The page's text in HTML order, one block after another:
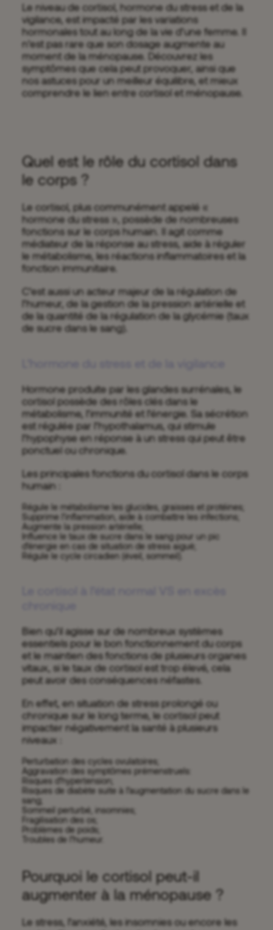
Le niveau de cortisol, hormone du stress et de la
vigilance, est impacté par les variations
hormonales tout au long de la vie d’une femme. Il
n’est pas rare que son dosage augmente au
moment de la ménopause. Découvrez les
symptômes que cela peut provoquer, ainsi que
nos astuces pour un meilleur équilibre, et mieux
comprendre le lien entre cortisol et ménopause.
Quel est le rôle du cortisol dans
le corps ?
Le cortisol, plus communément appelé «
hormone du stress », possède de nombreuses
fonctions sur le corps humain. Il agit comme
médiateur de la réponse au stress, aide à réguler
le métabolisme, les réactions inflammatoires et la
fonction immunitaire.
C’est aussi un acteur majeur de la régulation de
l’humeur, de la gestion de la pression artérielle et
de la quantité de la régulation de la glycémie (taux
de sucre dans le sang).
Hormone produite par les glandes surrénales, le
cortisol possède des rôles clés dans le
métabolisme, l’immunité et l’énergie. Sa sécrétion
est régulée par l’hypothalamus, qui stimule
l’hypophyse en réponse à un stress qui peut être
ponctuel ou chronique.
Les principales fonctions du cortisol dans le corps
humain :
Régule le métabolisme les glucides, graisses et protéines;
Supprime l’inflammation, aide à combattre les infections;
Augmente la pression artérielle;
Influence le taux de sucre dans le sang pour un pic
d’énergie en cas de situation de stress aiguë;
Régule le cycle circadien (éveil, sommeil).
Bien qu’il agisse sur de nombreux systèmes
essentiels pour le bon fonctionnement du corps
et le maintien des fonctions de plusieurs organes
vitaux, si le taux de cortisol est trop élevé, cela
peut avoir des conséquences néfastes.
En effet, en situation de stress prolongé ou
chronique sur le long terme, le cortisol peut
impacter négativement la santé à plusieurs
niveaux :
Perturbation des cycles ovulatoires;
Aggravation des symptômes prémenstruels:
Risques d’hypertension;
Risques de diabète suite à l’augmentation du sucre dans le
sang;
Sommeil perturbé, insomnies;
Fragilisation des os;
Problèmes de poids;
Troubles de l’humeur.
Pourquoi le cortisol peut-il
augmenter à la ménopause ?
Le stress, l’anxiété, les insomnies ou encore les